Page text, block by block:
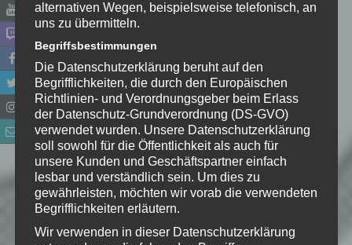
Name
E-Mail-Adresse*
Website
*Ich habe die
Datenschutzerklärungzur
zu, dass meine Angaben dauerhaft
alternativen Wegen, beispielsweise telefonisch, an
uns zu übermitteln.
Begriffsbestimmungen
Die Datenschutzerklärung beruht auf den
Begrifflichkeiten, die durch den Europäischen
Richtlinien- und Verordnungsgeber beim Erlass
der Datenschutz-Grundverordnung (DS-GVO)
verwendet wurden. Unsere Datenschutzerklärung
soll sowohl für die Öffentlichkeit als auch für
unsere Kunden und Geschäftspartner einfach
lesbar und verständlich sein. Um dies zu
gewährleisten, möchten wir vorab die verwendeten
Begrifflichkeiten erläutern.
Wir verwenden in dieser Datenschutzerklärung